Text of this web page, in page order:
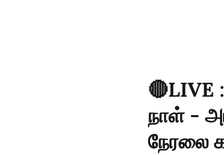
🔴LIVE
நாள் -
நேரலை